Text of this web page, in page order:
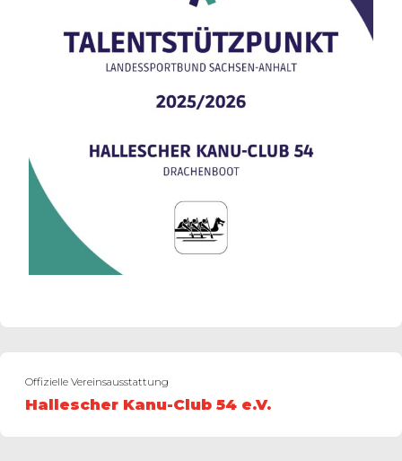
Offizielle Vereinsausstattung
Hallescher Kanu-Club 54 e.V.